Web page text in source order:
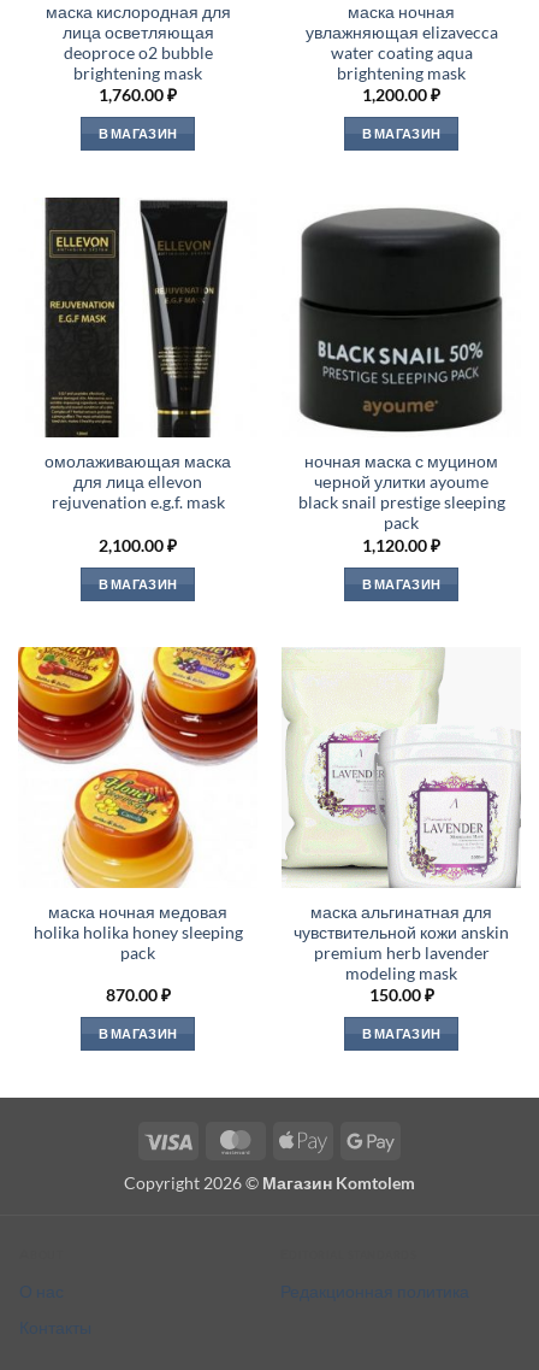
маска кислородная для
лица осветляющая
deoproce o2 bubble
brightening mask
1,760.00₽
В МАГАЗИН
маска ночная
увлажняющая elizavecca
water coating aqua
brightening mask
1,200.00₽
В МАГАЗИН
омолаживающая маска
для лица ellevon
rejuvenation e.g.f. mask
2,100.00₽
В МАГАЗИН
ночная маска с муцином
черной улитки ayoume
black snail prestige sleeping
pack
1,120.00₽
В МАГАЗИН
маска ночная медовая
holika holika honey sleeping
pack
870.00₽
В МАГАЗИН
маска альгинатная для
чувствительной кожи anskin
premium herb lavender
modeling mask
150.00₽
В МАГАЗИН
Visa MasterCardApple
Google
Copyright 2026 © Магазин Komtolem
О нас
Контакты
Редакционная политика